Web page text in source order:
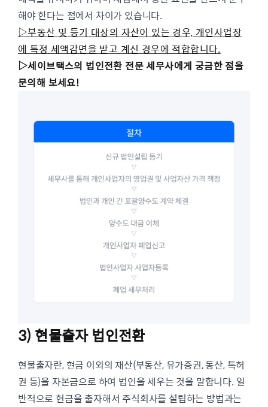
해야 한다는 점에서 차이가 있습니다.
▷부동산 및 등기 대상의 자산이 있는 경우, 개인사업장
에 특정 세액감면을 받고 계신 경우에 적합합니다.
▷세이브택스의 법인전환 전문 세무사에게 궁금한 점을
문의해 보세요!
3) 현물출자 법인전환
현물출자란, 현금 이외의 재산(부동산, 유가증권, 동산, 특허
권 등)을 자본금으로 하여 법인을 세우는 것을 말합니다. 일
반적으로 현금을 출자해서 주식회사를 설립하는 방법과는